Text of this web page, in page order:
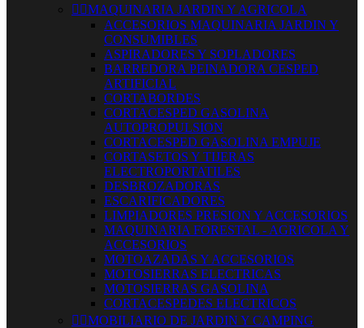
 MAQUINARIA JARDIN Y AGRICOLA
ACCESORIOS MAQUINARIA JARDIN Y
CONSUMIBLES
ASPIRADORES Y SOPLADORES
BARREDORA PEINADORA CESPED
ARTIFICIAL
CORTABORDES
CORTACESPED GASOLINA
AUTOPROPULSION
CORTACESPED GASOLINA EMPUJE
CORTASETOS Y TIJERAS
ELECTROPORTATILES
DESBROZADORAS
ESCARIFICADORES
LIMPIADORES PRESION Y ACCESORIOS
MAQUINARIA FORESTAL - AGRICOLA Y
ACCESORIOS
MOTOAZADAS Y ACCESORIOS
MOTOSIERRAS ELECTRICAS
MOTOSIERRAS GASOLINA
CORTACESPEDES ELECTRICOS
 MOBILIARIO DE JARDIN Y CAMPING